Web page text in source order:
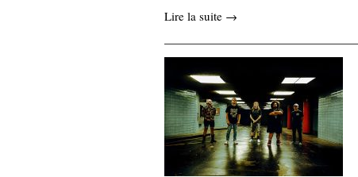
Lire la suite →